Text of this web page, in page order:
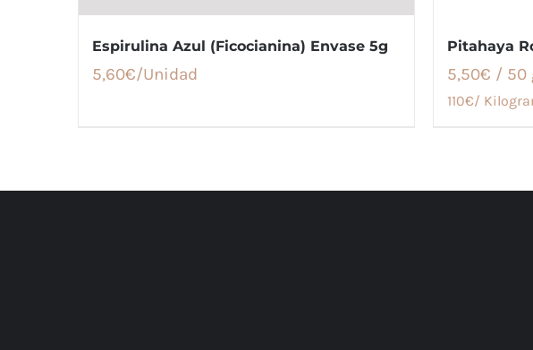
Espirulina Azul (Ficocianina) Envase 5g
5,60€
Pitahaya
5,50€ / 50
110€/